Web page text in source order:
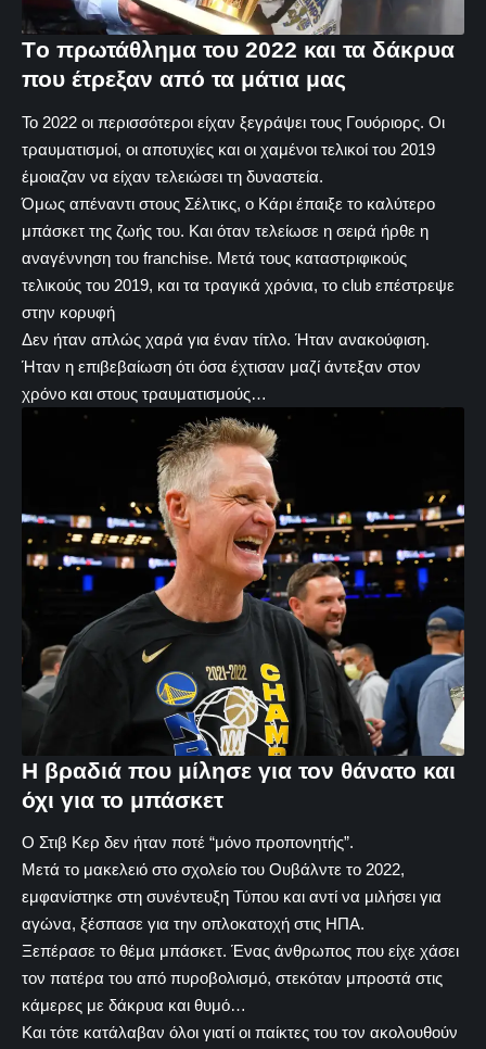
Tο πρωτάθλημα του 2022 και τα δάκρυα
που έτρεξαν από τα μάτια μας
Το 2022 οι περισσότεροι είχαν ξεγράψει τους Γουόριορς. Οι
τραυματισμοί, οι αποτυχίες και οι χαμένοι τελικοί του 2019
έμοιαζαν να είχαν τελειώσει τη δυναστεία.
Όμως απέναντι στους Σέλτικς, ο Κάρι έπαιξε το καλύτερο
μπάσκετ της ζωής του. Και όταν τελείωσε η σειρά ήρθε η
αναγέννηση του franchise. Μετά τους καταστριφικούς
τελικούς του 2019, και τα τραγικά χρόνια, το club επέστρεψε
στην κορυφή
Δεν ήταν απλώς χαρά για έναν τίτλο. Ήταν ανακούφιση.
Ήταν η επιβεβαίωση ότι όσα έχτισαν μαζί άντεξαν στον
χρόνο και στους τραυματισμούς…
Η βραδιά που μίλησε για τον θάνατο και
όχι για το μπάσκετ
Ο Στιβ Κερ δεν ήταν ποτέ “μόνο προπονητής”.
Μετά το μακελειό στο σχολείο του Ουβάλντε το 2022,
εμφανίστηκε στη συνέντευξη Τύπου και αντί να μιλήσει για
αγώνα, ξέσπασε για την οπλοκατοχή στις ΗΠΑ.
Ξεπέρασε το θέμα μπάσκετ. Ένας άνθρωπος που είχε χάσει
τον πατέρα του από πυροβολισμό, στεκόταν μπροστά στις
κάμερες με δάκρυα και θυμό…
Και τότε κατάλαβαν όλοι γιατί οι παίκτες του τον ακολουθούν